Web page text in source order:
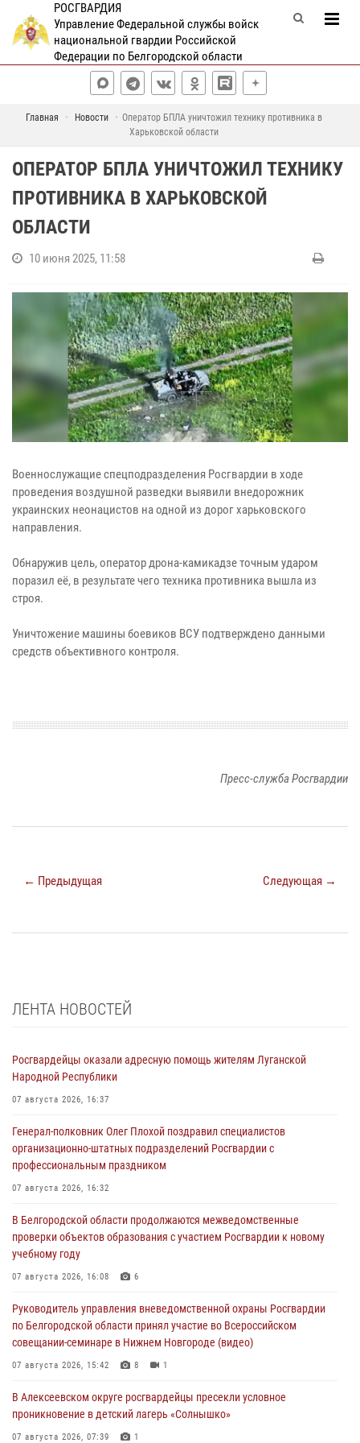
РОСГВАРДИЯ
Управление Федеральной службы войск
национальной гвардии Российской
Федерации по Белгородской области
Главная Новости
Оператор БПЛА уничтожил технику противника в
Харьковской области
ОПЕРАТОР БПЛА УНИЧТОЖИЛ ТЕХНИКУ
ПРОТИВНИКА В ХАРЬКОВСКОЙ
ОБЛАСТИ
10 июня 2025, 11:58
Военнослужащие спецподразделения Росгвардии в ходе
проведения воздушной разведки выявили внедорожник
украинских неонацистов на одной из дорог харьковского
направления.
Обнаружив цель, оператор дрона-камикадзе точным ударом
поразил её, в результате чего техника противника вышла из
строя.
Уничтожение машины боевиков ВСУ подтверждено данными
средств объективного контроля.
Пресс-служба Росгвардии
← Предыдущая Следующая →
ЛЕНТА НОВОСТЕЙ
Росгвардейцы оказали адресную помощь жителям Луганской
Народной Республики
07 августа 2026, 16:37
Генерал-полковник Олег Плохой поздравил специалистов
организационно-штатных подразделений Росгвардии с
профессиональным праздником
07 августа 2026, 16:32
В Белгородской области продолжаются межведомственные
проверки объектов образования с участием Росгвардии к новому
учебному году
07 августа 2026, 16:08 6
Руководитель управления вневедомственной охраны Росгвардии
по Белгородской области принял участие во Всероссийском
совещании-семинаре в Нижнем Новгороде (видео)
07 августа 2026, 15:42 8 1
В Алексеевском округе росгвардейцы пресекли условное
проникновение в детский лагерь «Солнышко»
07 августа 2026, 07:39 1